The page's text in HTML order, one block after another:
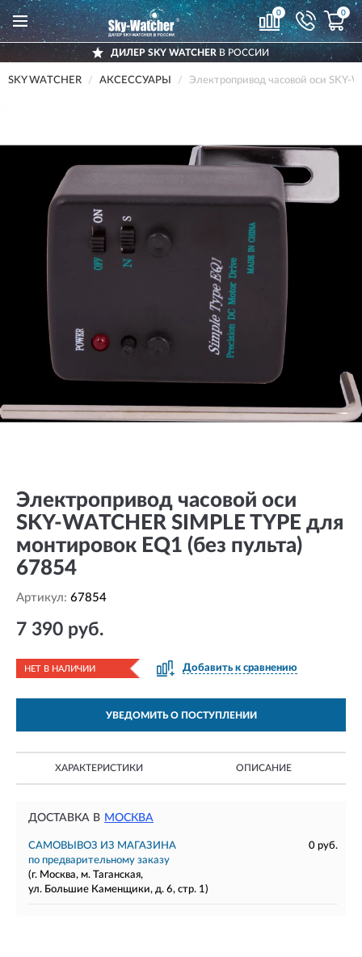
0 0
ДИЛЕР SKY WATCHERВ РОССИИ
SKY WATCHER АКСЕССУАРЫ Электропривод часовой оси SKY-
Электропривод часовой оси
SKY-WATCHER SIMPLE TYPE для
монтировок EQ1 (без пульта)
67854
Артикул: 67854
7 390 руб.
НЕТ В НАЛИЧИИ Добавить к сравнению
УВЕДОМИТЬ О ПОСТУПЛЕНИИ
ХАРАКТЕРИСТИКИ ОПИСАНИЕ
ДОСТАВКА В МОСКВА
САМОВЫВОЗ ИЗ МАГАЗИНА
0 руб.
по предварительному заказу
(г. Москва, м. Таганская,
ул. Большие Каменщики, д. 6, стр. 1)